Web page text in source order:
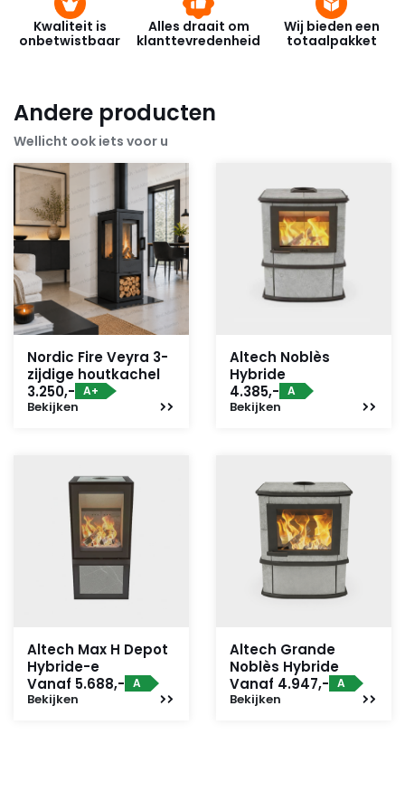
Kwaliteit is
onbetwistbaar
Alles draait om
klanttevredenheid
Wij bieden een
totaalpakket
Andere producten
Wellicht ook iets voor u
Nordic Fire Veyra 3-
zijdige houtkachel
3.250,- A+
Bekijken
Altech Noblès
Hybride
4.385,- A
Bekijken
Altech Max H Depot
Hybride-e
Vanaf 5.688,- A
Bekijken
Altech Grande
Noblès Hybride
Vanaf 4.947,- A
Bekijken